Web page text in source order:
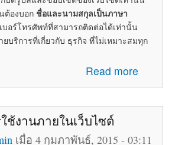
ต้องบอก ชื่อและนามสกุลเป็นภาษา
บอร์โทรศัพท์ที่สามารถติดต่อได้เท่านั้น
บริการที่เกี่ยวกับ ธุรกิจ ที่ไม่เหมาะสมทุก
Read more
บในการใช้ห้อง Marketplace
ช้งานภายในเว็บไซต์
เมื่อ 4 กุมภาพันธ์, 2015 - 03:11